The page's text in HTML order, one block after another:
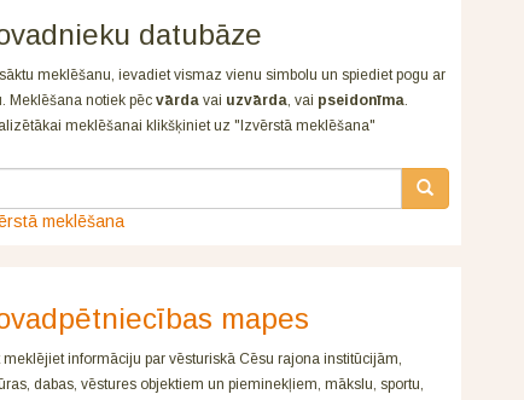
datubāze
meklēšanu, ievadiet vismaz vienu simbolu un spiediet pogu ar
Meklēšana notiek pēc vārdavai uzvārda, vai pseidonīma.
meklēšanai klikšķiniet uz "Izvērstā meklēšana"
meklēšana
mapes
meklējiet informāciju par vēsturiskā Cēsu rajona institūcijām,
dabas, vēstures objektiem un pieminekļiem, mākslu, sportu,